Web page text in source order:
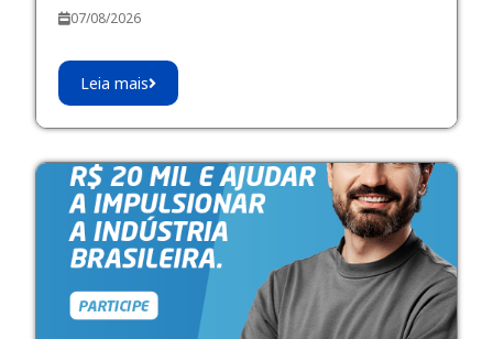
07/08/2026
Leia mais